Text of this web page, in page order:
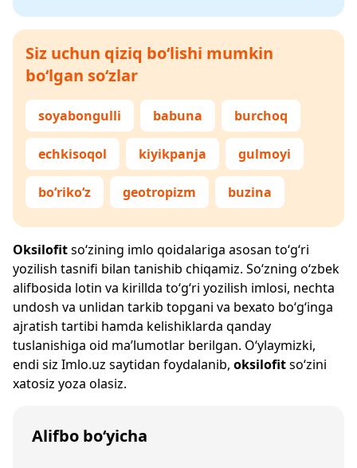
Siz uchun qiziq bo‘lishi mumkin
bo‘lgan so‘zlar
soyabongulli babuna burchoq
echkisoqol kiyikpanja gulmoyi
bo‘riko‘z geotropizm buzina
Oksilofitso‘zining imlo qoidalariga asosan to‘g‘ri
yozilish tasnifi bilan tanishib chiqamiz. So‘zning o‘zbek
alifbosida lotin va kirillda to‘g‘ri yozilish imlosi, nechta
undosh va unlidan tarkib topgani va bexato bo‘g‘inga
ajratish tartibi hamda kelishiklarda qanday
tuslanishiga oid ma’lumotlar berilgan. O‘ylaymizki,
endi siz Imlo.uz saytidan foydalanib, oksilofitso‘zini
xatosiz yoza olasiz.
Alifbo bo‘yicha